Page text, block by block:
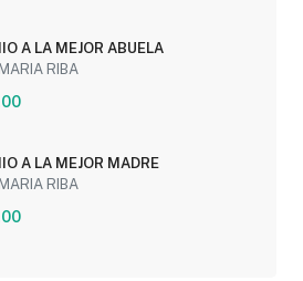
A LA MEJOR ABUELA
RIBA
A LA MEJOR MADRE
RIBA